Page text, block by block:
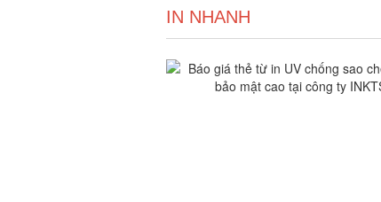
IN NHANH